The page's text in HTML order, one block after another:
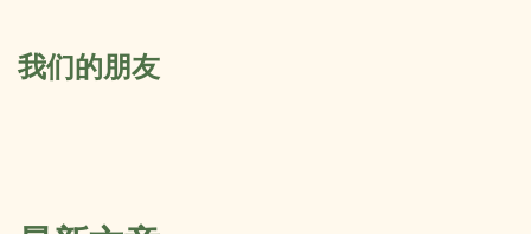
我们的朋友